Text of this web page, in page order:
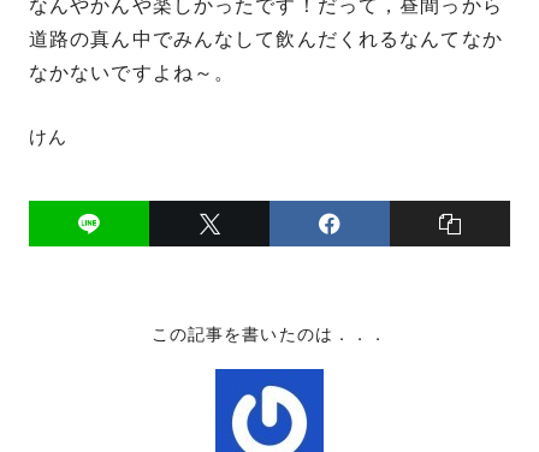
なんやかんや楽しかったです！だって，昼間っから
道路の真ん中でみんなして飲んだくれるなんてなか
なかないですよね～。
けん
この記事を書いたのは．．．